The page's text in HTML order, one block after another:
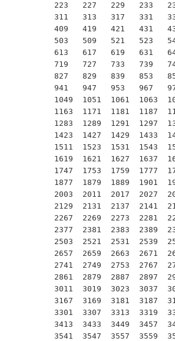
223   227   229   233
311   313   317   331
409   419   421   431
503   509   521   523
613   617   619   631
719   727   733   739
827   829   839   853
941   947   953   967
1049  1051  1061  1063
1163  1171  1181  1187
1283  1289  1291  1297
1423  1427  1429  1433
1511  1523  1531  1543
1619  1621  1627  1637
1747  1753  1759  1777
1877  1879  1889  1901
2003  2011  2017  2027
2129  2131  2137  2141
2267  2269  2273  2281
2377  2381  2383  2389
2503  2521  2531  2539
2657  2659  2663  2671
2741  2749  2753  2767
2861  2879  2887  2897
3011  3019  3023  3037
3167  3169  3181  3187
3301  3307  3313  3319
3413  3433  3449  3457
3541  3547  3557  3559